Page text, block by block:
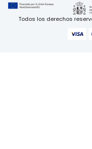
Todos los derechos